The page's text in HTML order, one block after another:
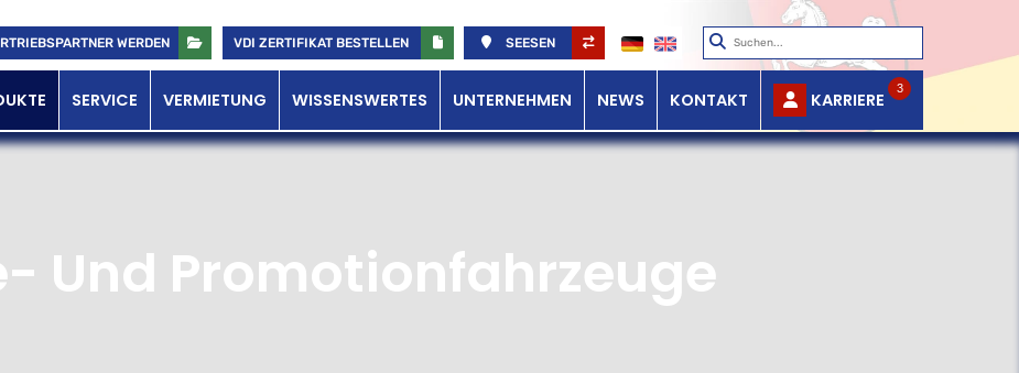
WERDEN VDI ZERTIFIKAT BESTELLEN SEESEN
SERVICE VERMIETUNG WISSENSWERTES UNTERNEHMEN NEWS KONTAKT KARRIERE
3
Und Promotionfahrzeuge